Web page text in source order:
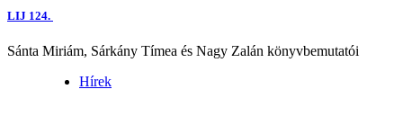
LIJ 124.
Sánta Miriám, Sárkány Tímea és Nagy Zalán könyvbemutatói
Hírek